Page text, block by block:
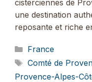
cisterciennes de
une destination
reposante et riche
Catégories
France
Étiquettes
Comté de
Provence-Alpes-